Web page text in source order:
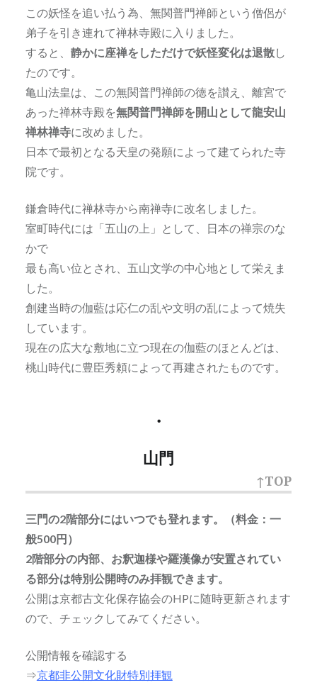
この妖怪を追い払う為、無関普門禅師という僧侶が
弟子を引き連れて禅林寺殿に入りました。
すると、 静かに座禅をしただけで妖怪変化は退散し
たのです。
亀山法皇は、この無関普門禅師の徳を讃え、離宮で
あった禅林寺殿を無関普門禅師を開山として龍安山
禅林禅寺に改めました。
日本で最初となる天皇の発願によって建てられた寺
院です。
鎌倉時代に禅林寺から南禅寺に改名しました。
室町時代には「五山の上」として、日本の禅宗のな
かで
最も高い位とされ、五山文学の中心地として栄えま
した。
創建当時の伽藍は応仁の乱や文明の乱によって焼失
しています。
現在の広大な敷地に立つ現在の伽藍のほとんどは、
桃山時代に豊臣秀頼によって再建されたものです。
・
山門
↑TOP
三門の2階部分にはいつでも登れます。（料金：一
般500円）
2階部分の内部、お釈迦様や羅漢像が安置されてい
る部分は特別公開時のみ拝観できます。
公開は京都古文化保存協会のHPに随時更新されます
ので、チェックしてみてください。
公開情報を確認する
⇒京都非公開文化財特別拝観